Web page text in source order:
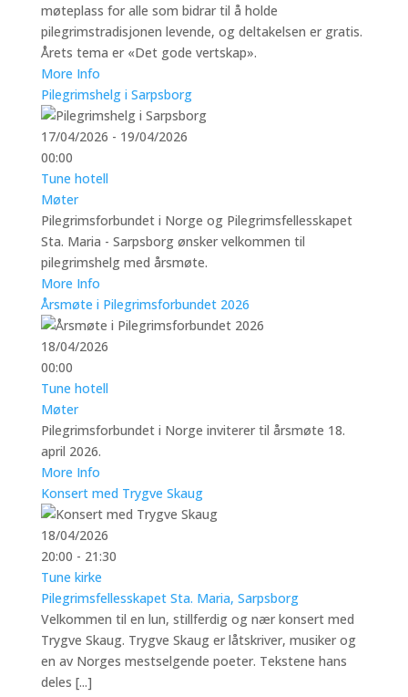
møteplass for alle som bidrar til å holde
pilegrimstradisjonen levende, og deltakelsen er gratis.
Årets tema er «Det gode vertskap».
More Info
Pilegrimshelg i Sarpsborg
17/04/2026 - 19/04/2026
00:00
Tune hotell
Møter
Pilegrimsforbundet i Norge og Pilegrimsfellesskapet
Sta. Maria - Sarpsborg ønsker velkommen til
pilegrimshelg med årsmøte.
More Info
Årsmøte i Pilegrimsforbundet 2026
18/04/2026
00:00
Tune hotell
Møter
Pilegrimsforbundet i Norge inviterer til årsmøte 18.
april 2026.
More Info
Konsert med Trygve Skaug
18/04/2026
20:00 - 21:30
Tune kirke
Pilegrimsfellesskapet Sta. Maria, Sarpsborg
Velkommen til en lun, stillferdig og nær konsert med
Trygve Skaug. Trygve Skaug er låtskriver, musiker og
en av Norges mestselgende poeter. Tekstene hans
deles [...]